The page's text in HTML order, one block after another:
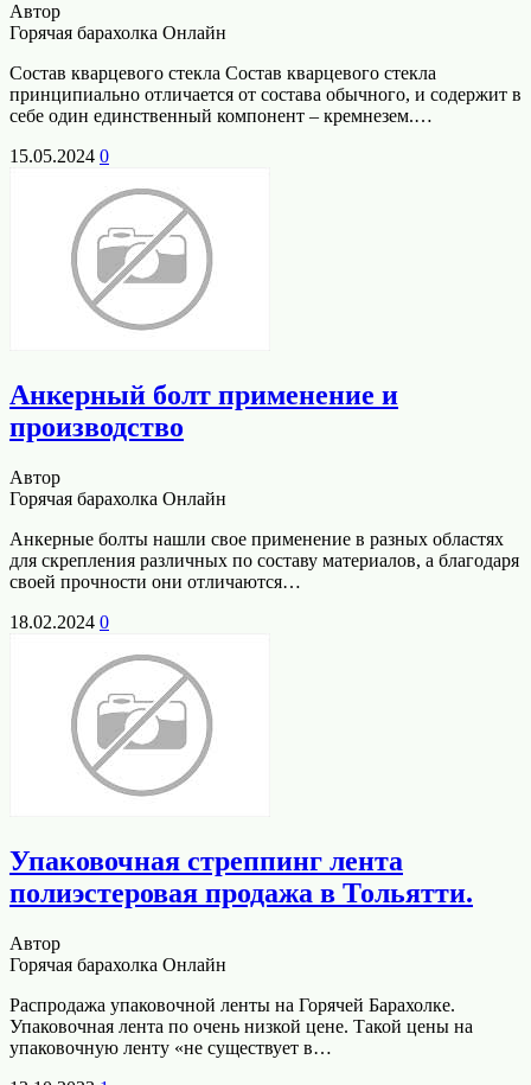
Автор
Горячая барахолка Онлайн
Состав кварцевого стекла Состав кварцевого стекла
принципиально отличается от состава обычного, и содержит в
себе один единственный компонент – кремнезем.…
15.05.2024 0
Анкерный болт применение и
производство
Автор
Горячая барахолка Онлайн
Анкерные болты нашли свое применение в разных областях
для скрепления различных по составу материалов, а благодаря
своей прочности они отличаются…
18.02.2024 0
Упаковочная стреппинг лента
полиэстеровая продажа в Тольятти.
Автор
Горячая барахолка Онлайн
Распродажа упаковочной ленты на Горячей Барахолке.
Упаковочная лента по очень низкой цене. Такой цены на
упаковочную ленту «не существует в…